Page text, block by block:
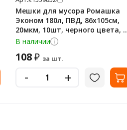
Мешки для мусора Ромашка
Эконом 180л, ПВД, 86х105см,
20мкм, 10шт, черного цвета, в
рулоне
В наличии
108₽ за шт.
- +